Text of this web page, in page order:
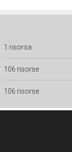
1 risorsa
106 risorse
106 risorse